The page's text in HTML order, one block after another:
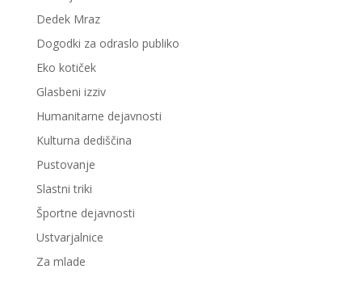
Dedek Mraz
Dogodki za odraslo publiko
Eko kotiček
Glasbeni izziv
Humanitarne dejavnosti
Kulturna dediščina
Pustovanje
Slastni triki
Športne dejavnosti
Ustvarjalnice
Za mlade